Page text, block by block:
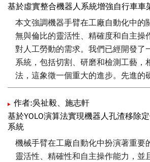
狀與尺度資訊，然而因為資料量大、
著旋轉改變結果。因此PointNet作為
中學習有用資訊，達到End-to-end學
架構完成點雲分類與分割。工研院機
光機器人品牌RobotSmith，提供整體
機器人3D環境感知處理上展示兩個成
統定位與焊道研磨疊代補償。期許在
潮中，以精實的技術能力，攜手台灣
基於虛實整合機器人系統增強自行車車
本文強調機器手臂在工廠自動化中的
無與倫比的靈活性、精確度和自主操
對人工勞動的需求。我們已經開發了
系統，包括切割、研磨和檢測工藝，
法，這象徵一個重大的進步。先進的
合，以及創新的技術，如基於YOLO
分析，有助於優化自動化製造流程。
陷識別準確率更是達到了驚人的
展開了對機器人系統有效性的開發，
採用先進的機器人系統提供了基礎。
作者:吳祉毅、施志軒
基於YOLO演算法實現機器人孔渣移除
系統
機械手臂在工廠自動化中扮演著重要
靈活性、精確性和自主操作能力，並